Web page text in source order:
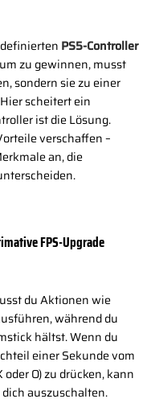
PS5-Controller
zu gewinnen, musst
sondern sie zu einer
scheitert ein
ist die Lösung.
verschaffen –
an, die
FPS-Upgrade
du Aktionen wie
während du
hältst. Wenn du
einer Sekunde vom
O) zu drücken, kann
auszuschalten.